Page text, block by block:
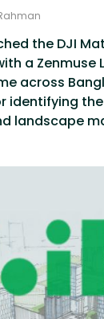
the DJI
a Zenmuse
across
identifying the
landscape